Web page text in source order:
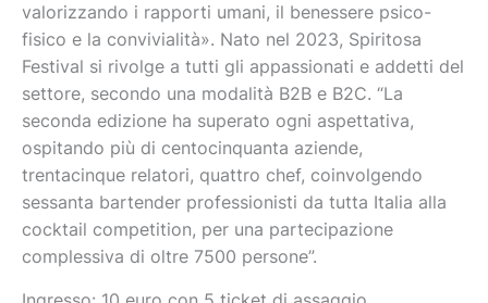
valorizzando i rapporti umani, il benessere psico-
fisico e la convivialità». Nato nel 2023, Spiritosa
Festival si rivolge a tutti gli appassionati e addetti del
settore, secondo una modalità B2B e B2C. “La
seconda edizione ha superato ogni aspettativa,
ospitando più di centocinquanta aziende,
trentacinque relatori, quattro chef, coinvolgendo
sessanta bartender professionisti da tutta Italia alla
cocktail competition, per una partecipazione
complessiva di oltre 7500 persone”.